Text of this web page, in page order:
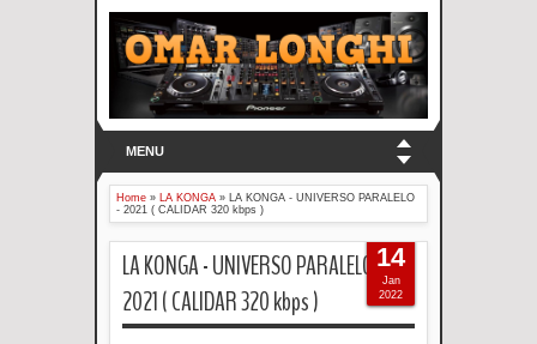
MENU
Home » LA KONGA »
LA KONGA - UNIVERSO PARALELO
- 2021 ( CALIDAR 320 kbps )
LA KONGA - UNIVERSO PARALELO -
2021 ( CALIDAR 320 kbps )
14
Jan
2022